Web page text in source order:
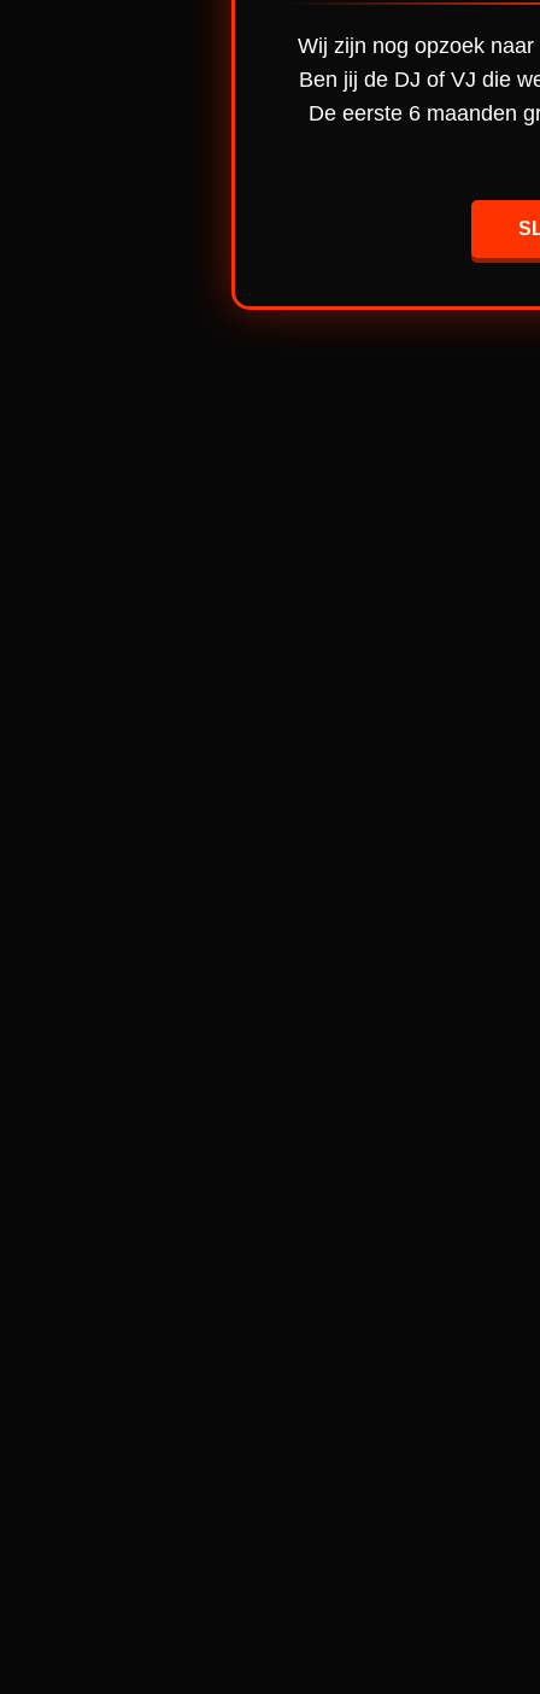
Wij zijn nog opzoek
Ben jij de DJ of VJ die
De eerste 6 maanden